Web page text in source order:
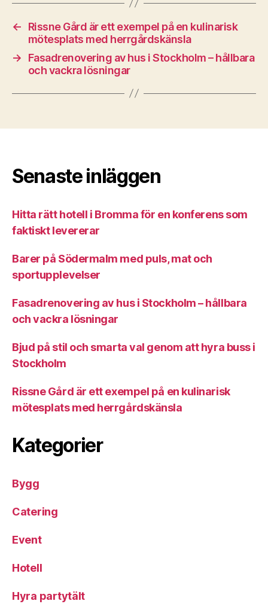
←
Rissne Gård är ett exempel på en kulinarisk
mötesplats med herrgårdskänsla
→
Fasadrenovering av hus i Stockholm – hållbara
och vackra lösningar
Senaste inläggen
Hitta rätt hotell i Bromma för en konferens som
faktiskt levererar
Barer på Södermalm med puls, mat och
sportupplevelser
Fasadrenovering av hus i Stockholm – hållbara
och vackra lösningar
Bjud på stil och smarta val genom att hyra buss i
Stockholm
Rissne Gård är ett exempel på en kulinarisk
mötesplats med herrgårdskänsla
Kategorier
Bygg
Catering
Event
Hotell
Hyra partytält